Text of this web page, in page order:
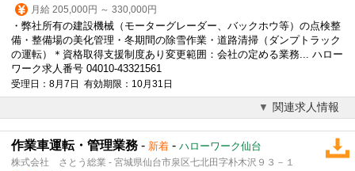
月給 205,000円 ～ 330,000円
・弊社所有の建設機械（モーターグレーダー、バックホウ等）の点検整
備・整備場の美化管理・冬期間の除雪作業・道路清掃（ダンプトラック
の運転）＊資格取得支援制度あり変更範囲：会社の定める業務... ハロー
ワーク求人番号 04010-43321561
受理日：8月7日 有効期限：10月31日
関連求人情報
作業車運転・管理業務 - 新着 - ハローワーク仙台
株式会社 さとう総業 - 宮城県仙台市泉区七北田字朴木沢９３－１